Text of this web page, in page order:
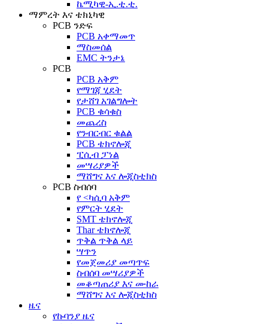
ኬሚካዊ-ኢ.ቲ.ቲ.
ማምረት እና ቴክኒካዊ
PCB ንድፍ
PCB አቀማመጥ
ማስመሰል
EMC ትንታኔ
PCB
PCB አቅም
የማገጃ ሂደት
የታሸገ አገልግሎት
PCB ቁሳቁስ
መጨረስ
የንብርብር ቁልል
PCB ቴክኖሎጂ
ፒሲብ ፓነል
መሣሪያዎች
ማሸግና እና ሎጂስቲክስ
PCB ስብሰባ
የ <ካሲባ አቅም
የምርት ሂደት
SMT ቴክኖሎጂ
Thar ቴክኖሎጂ
ጥቅል ጥቅል ላይ
ሣጥን
የመጀመሪያ መጣጥፍ
ስብሰባ መሣሪያዎች
መቆጣጠሪያ እና ሙከራ
ማሸግና እና ሎጂስቲክስ
ዜና
የኩባንያ ዜና